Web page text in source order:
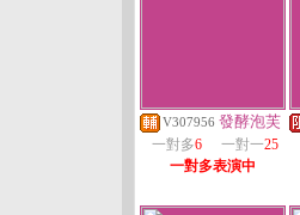
V307956 發酵泡芙
一對多6 一對一25
一對多表演中